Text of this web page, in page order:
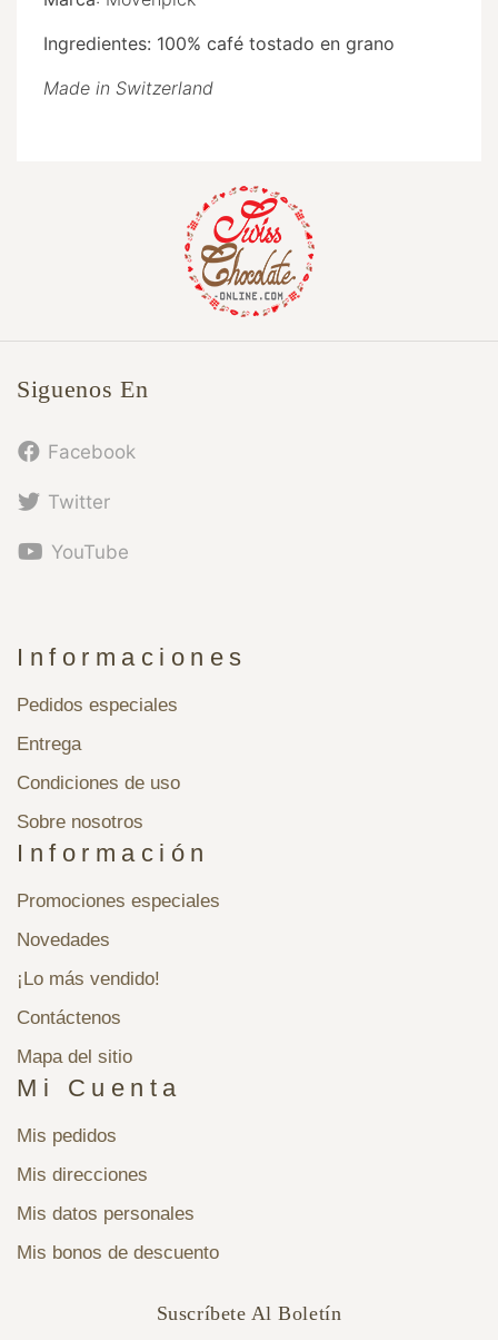
Ingredientes: 100% café tostado en grano
Made in Switzerland
Siguenos En
Facebook
Twitter
YouTube
Informaciones
Pedidos especiales
Entrega
Condiciones de uso
Sobre nosotros
Información
Promociones especiales
Novedades
¡Lo más vendido!
Contáctenos
Mapa del sitio
Mi Cuenta
Mis pedidos
Mis direcciones
Mis datos personales
Mis bonos de descuento
Suscríbete Al Boletín